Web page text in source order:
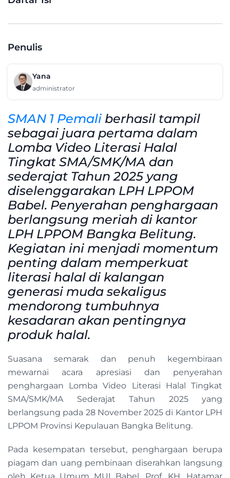
Penulis
Yana
administrator
SMAN 1 Pemali berhasil tampil
sebagai juara pertama dalam
Lomba Video Literasi Halal
Tingkat SMA/SMK/MA dan
sederajat Tahun 2025 yang
diselenggarakan LPH LPPOM
Babel. Penyerahan penghargaan
berlangsung meriah di kantor
LPH LPPOM Bangka Belitung.
Kegiatan ini menjadi momentum
penting dalam memperkuat
literasi halal di kalangan
generasi muda sekaligus
mendorong tumbuhnya
kesadaran akan pentingnya
produk halal.
Suasana semarak dan penuh kegembiraan
mewarnai acara apresiasi dan penyerahan
penghargaan Lomba Video Literasi Halal Tingkat
SMA/SMK/MA Sederajat Tahun 2025 yang
berlangsung pada 28 November 2025 di Kantor LPH
LPPOM Provinsi Kepulauan Bangka Belitung.
Pada kesempatan tersebut, penghargaan berupa
piagam dan uang pembinaan diserahkan langsung